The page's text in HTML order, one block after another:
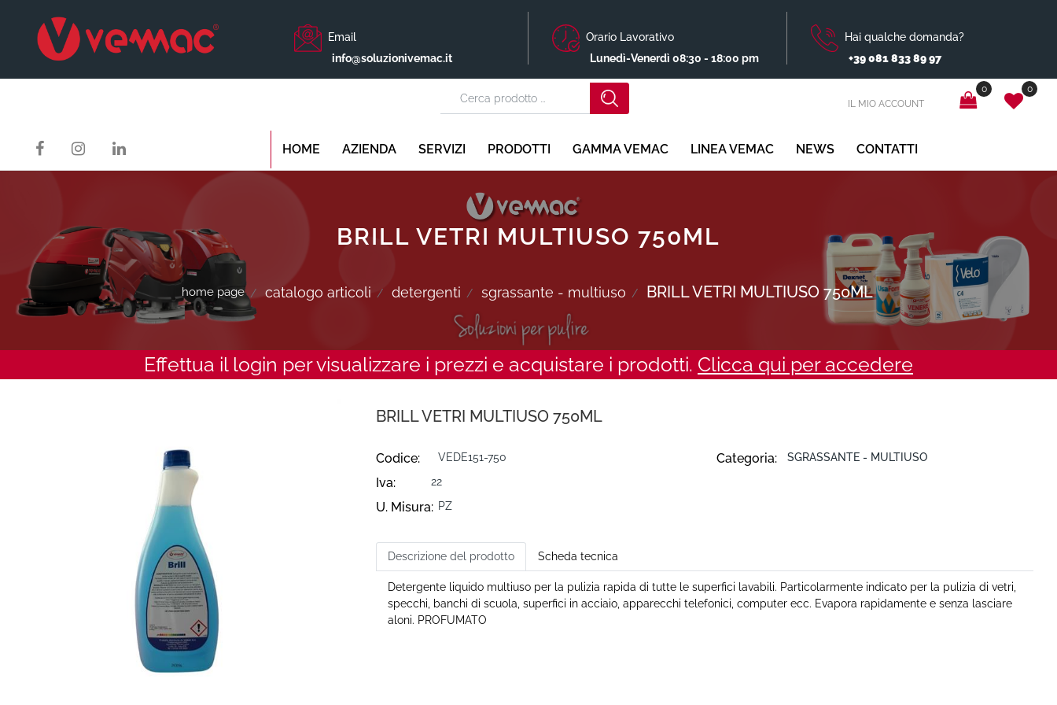
Email
info@soluzionivemac.it
Orario Lavorativo
Lunedì-Venerdì 08:30 - 18:00 pm
Hai qualche domanda?
+39 081 833 89 97
IL MIO ACCOUNT
0 0
HOME AZIENDA SERVIZI PRODOTTI GAMMA VEMAC LINEA VEMAC NEWS CONTATTI
BRILL VETRI MULTIUSO 750ML
home page catalogo articoli detergenti sgrassante - multiuso BRILL VETRI MULTIUSO 750ML
Effettua il login per visualizzare i prezzi e acquistare i prodotti. Clicca qui per accedere
BRILL VETRI MULTIUSO 750ML
Codice: VEDE151-750
Iva: 22
U. Misura: PZ
Categoria: SGRASSANTE - MULTIUSO
Descrizione del prodotto Scheda tecnica
Detergente liquido multiuso per la pulizia rapida di tutte le superfici lavabili. Particolarmente indicato per la pulizia di vetri,
specchi, banchi di scuola, superfici in acciaio, apparecchi telefonici, computer ecc. Evapora rapidamente e senza lasciare
aloni. PROFUMATO